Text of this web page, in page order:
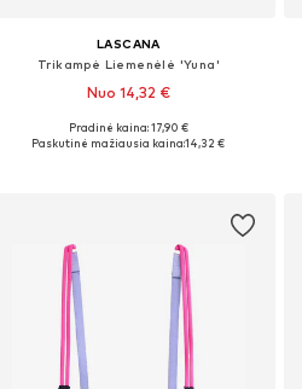
LASCANA
Trikampė Liemenėlė 'Yuna'
Nuo 14,32 €
Pradinė kaina: 17,90 €
Paskutinė mažiausia kaina:14,32 €